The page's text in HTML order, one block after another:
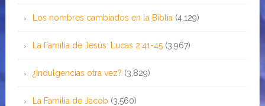
Los nombres cambiados en la Biblia (4,129)
La Familia de Jesús: Lucas 2:41-45 (3,967)
¿Indulgencias otra vez? (3,829)
La Familia de Jacob (3,560)